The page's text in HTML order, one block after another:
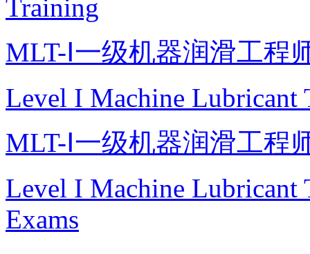
Training
MLT-Ⅰ一级机器润滑工程
Level I Machine Lubricant
MLT-Ⅰ一级机器润滑工程
Level I Machine Lubricant
Exams